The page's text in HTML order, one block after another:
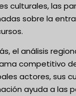
culturales, las
sobre la
el análisis
competitivo
actores, sus
ayuda a las